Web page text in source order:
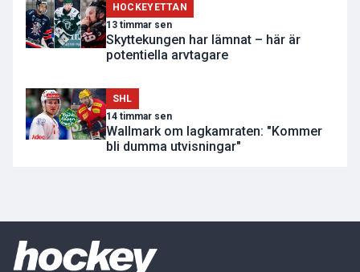
HOCKEYETTAN
13 timmar sen
Skyttekungen har lämnat – här är
potentiella arvtagare
SHL
14 timmar sen
Wallmark om lagkamraten: "Kommer
bli dumma utvisningar"